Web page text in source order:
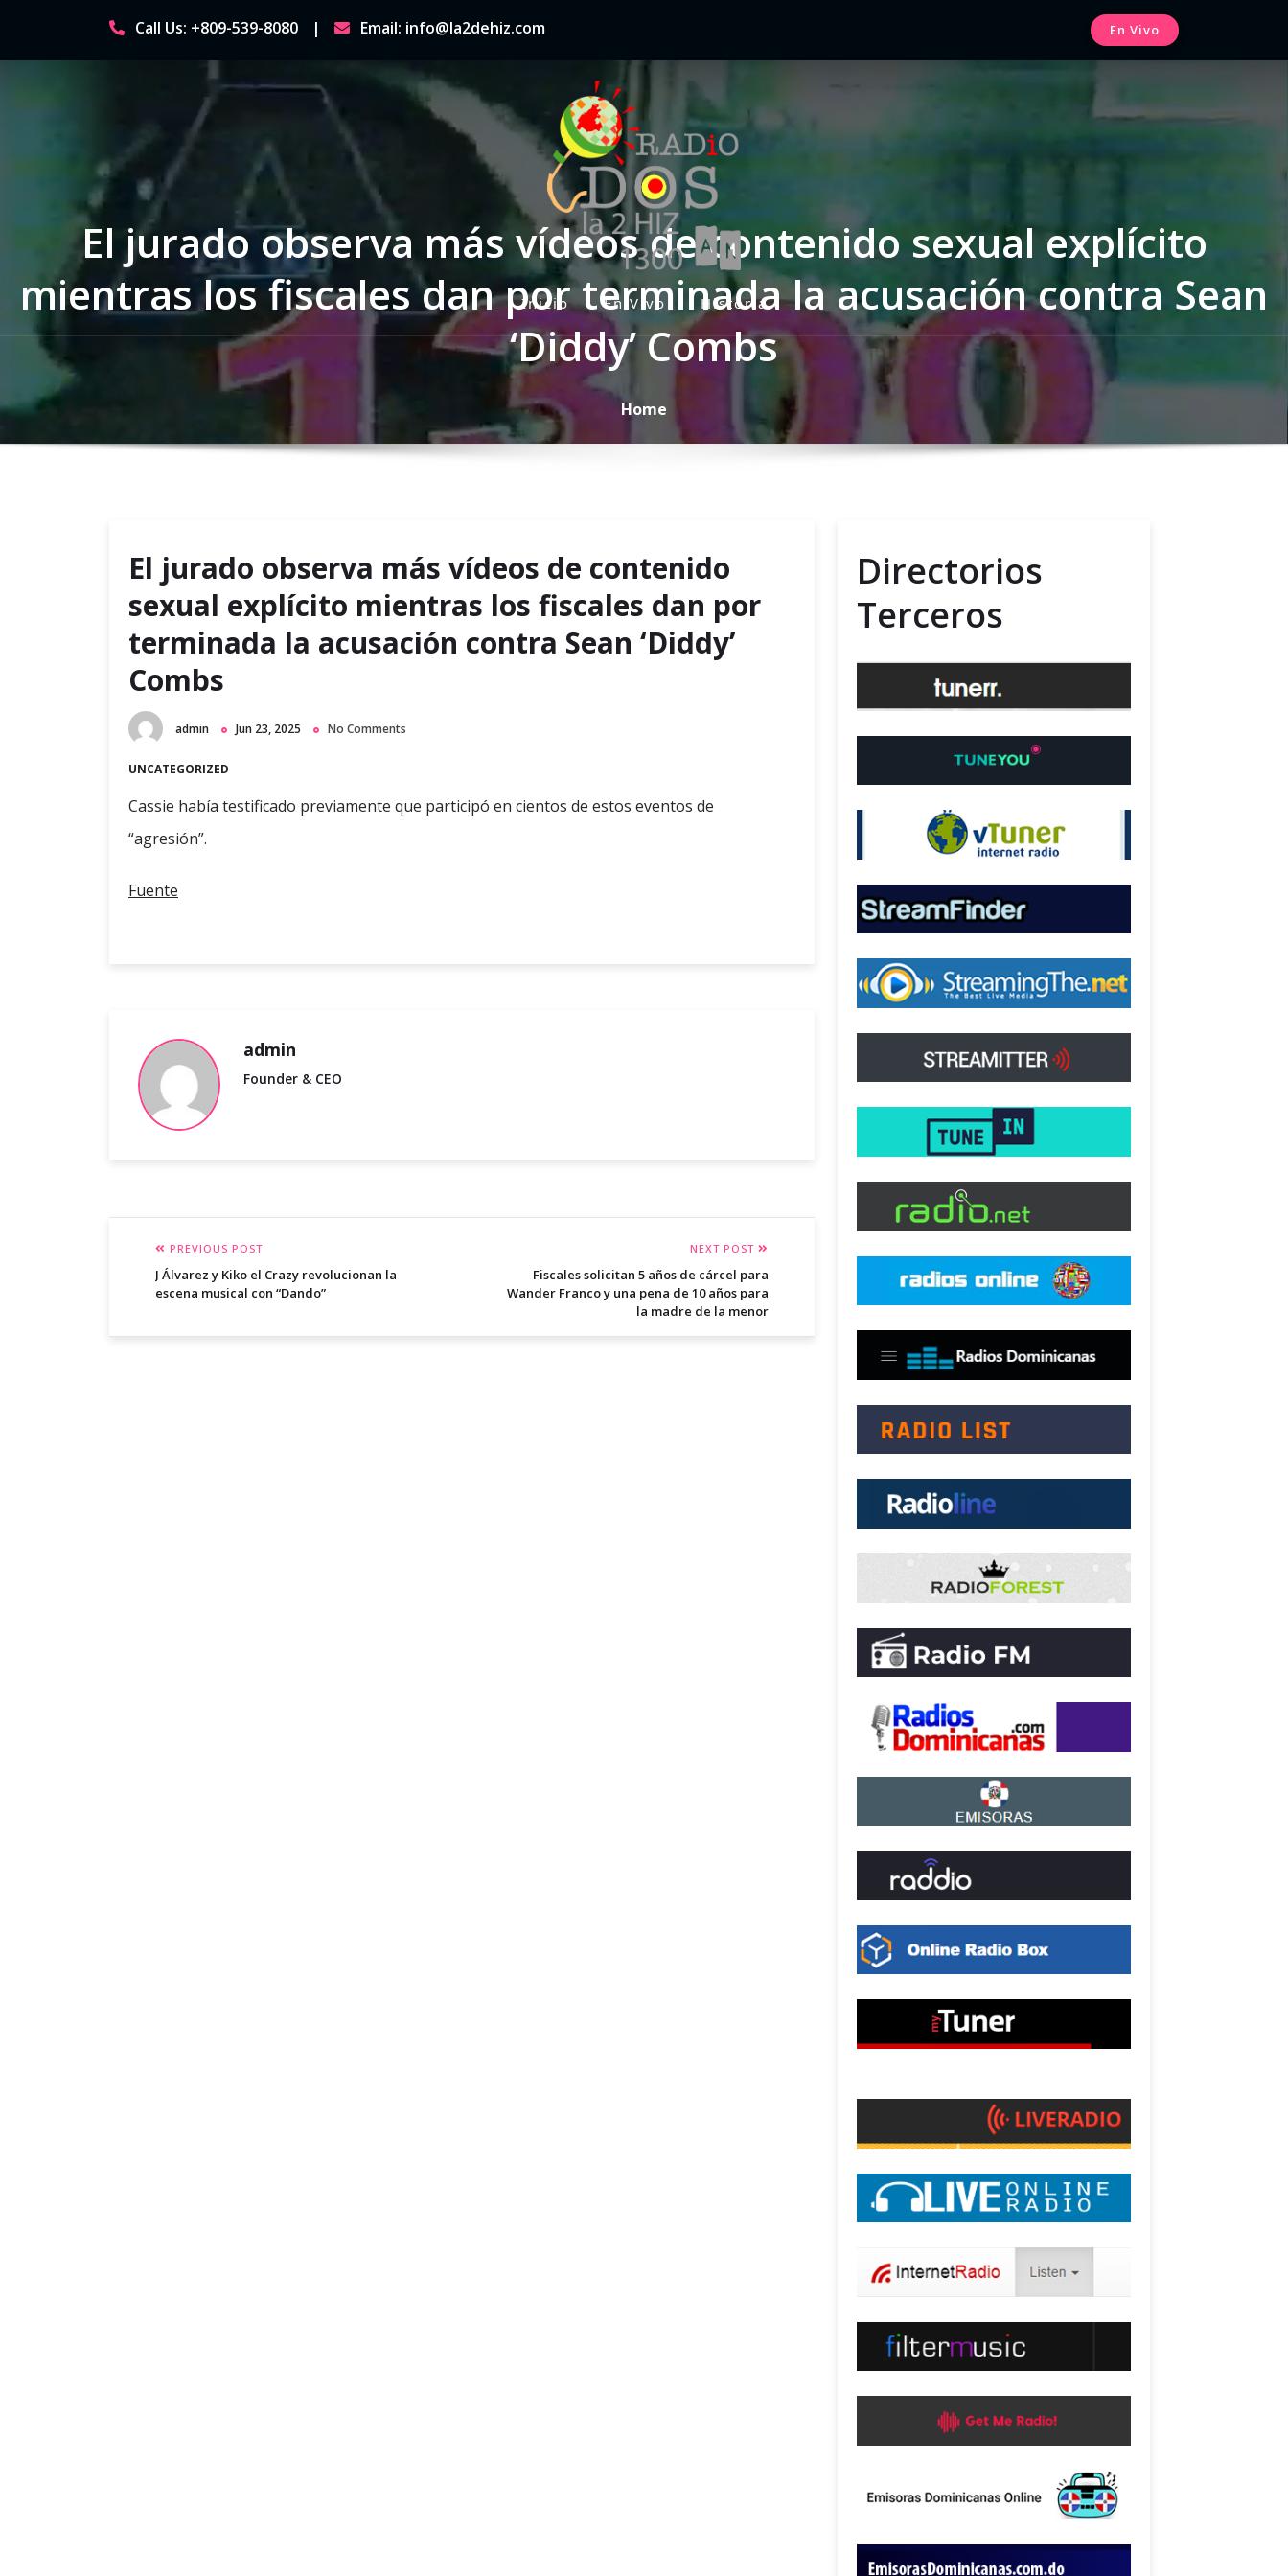
content
Call Us: +809-539-8080 Email: info@la2dehiz.com En Vivo
P
r
i
a
r
u
Inicio En Vivo Historia
El jurado observa más vídeos de contenido sexual explícito
mientras los fiscales dan por terminada la acusación contra Sean
‘Diddy’ Combs
Home
El jurado observa más vídeos de contenido
sexual explícito mientras los fiscales dan por
terminada la acusación contra Sean ‘Diddy’
Combs
admin Jun 23, 2025 No Comments
UNCATEGORIZED
Cassie había testificado previamente que participó en cientos de estos eventos de
“agresión”.
Fuente
admin
Founder & CEO
PREVIOUS POST
J Álvarez y Kiko el Crazy revolucionan la
escena musical con “Dando”
NEXT POST
Fiscales solicitan 5 años de cárcel para
Wander Franco y una pena de 10 años para
la madre de la menor
Directorios
Terceros